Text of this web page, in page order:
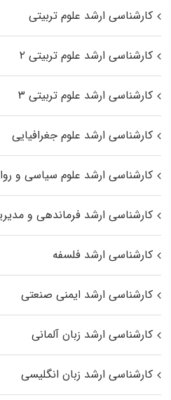
کارشناسی ارشد علوم تربیتی
کارشناسی ارشد علوم تربیتی ۲
کارشناسی ارشد علوم تربیتی ۳
کارشناسی ارشد علوم جغرافیایی
کارشناسی ارشد علوم سیاسی و
کارشناسی ارشد فرماندهی و
کارشناسی ارشد فلسفه
کارشناسی ارشد ایمنی صنعتی
کارشناسی ارشد زبان آلمانی
کارشناسی ارشد زبان انگلیسی